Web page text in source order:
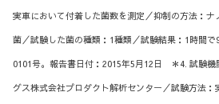
実車において付着した菌数を測定／抑制の方法：
菌／試験した菌の種類：1種類／試験結果：1時間
0101号。報告書日付：2015年5月12日 ＊4. 試験機
グス株式会社プロダクト解析センター／試験方法